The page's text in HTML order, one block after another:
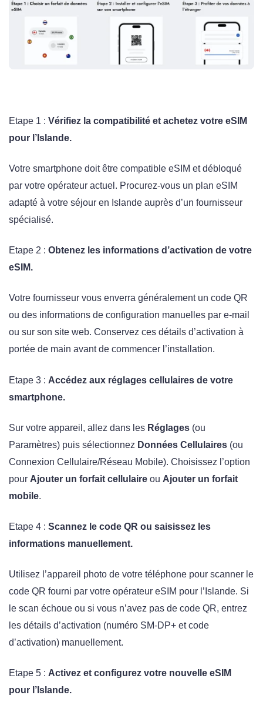
Etape 1 : Vérifiez la compatibilité et achetez votre eSIM
pour l’Islande.
Votre smartphone doit être compatible eSIM et débloqué
par votre opérateur actuel. Procurez-vous un plan eSIM
adapté à votre séjour en Islande auprès d’un fournisseur
spécialisé.
Etape 2 : Obtenez les informations d’activation de votre
eSIM.
Votre fournisseur vous enverra généralement un code QR
ou des informations de configuration manuelles par e-mail
ou sur son site web. Conservez ces détails d’activation à
portée de main avant de commencer l’installation.
Etape 3 : Accédez aux réglages cellulaires de votre
smartphone.
Sur votre appareil, allez dans les Réglages (ou
Paramètres) puis sélectionnez Données Cellulaires (ou
Connexion Cellulaire/Réseau Mobile). Choisissez l’option
pour Ajouter un forfait cellulaire ou Ajouter un forfait
mobile.
Etape 4 : Scannez le code QR ou saisissez les
informations manuellement.
Utilisez l’appareil photo de votre téléphone pour scanner le
code QR fourni par votre opérateur eSIM pour l’Islande. Si
le scan échoue ou si vous n’avez pas de code QR, entrez
les détails d’activation (numéro SM-DP+ et code
d’activation) manuellement.
Etape 5 : Activez et configurez votre nouvelle eSIM
pour l’Islande.